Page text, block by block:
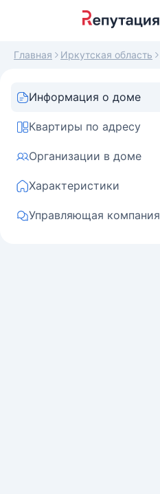
Главная Иркутская область
Информация о доме
Квартиры по адресу
Организации в доме
Характеристики
Управляющая компания